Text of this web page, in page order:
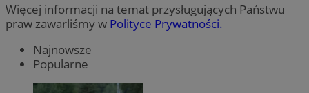
Więcej informacji na temat przysługujących Państwu
praw zawarliśmy w Polityce Prywatności.
Najnowsze
Popularne